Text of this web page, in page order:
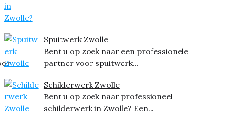
Spuitwerk Zwolle
Bent u op zoek naar een professionele
partner voor spuitwerk...
Schilderwerk Zwolle
Bent u op zoek naar professioneel
schilderwerk in Zwolle? Een...